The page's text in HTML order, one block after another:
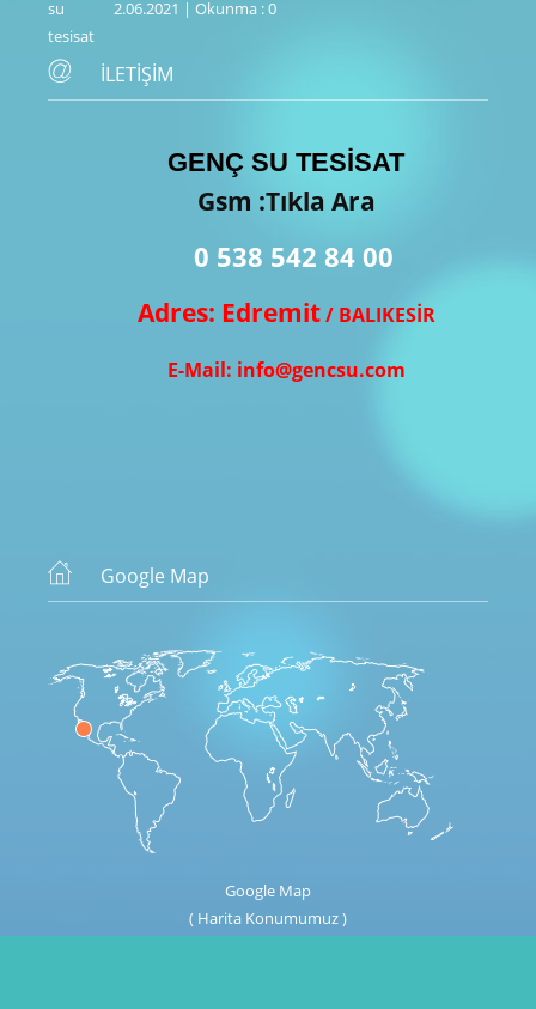
2.06.2021 | Okunma : 0
İLETİŞİM
GENÇ SU TESİSAT
Gsm :Tıkla Ara
0 538 542 84 00
Adres: Edremit/ BALIKESİR
E-Mail: info@gencsu.com
Google Map
Google Map
( Harita Konumumuz )